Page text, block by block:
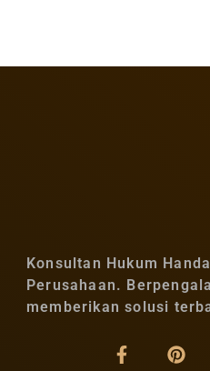
Konsultan Hukum
Perusahaan.
memberikan solusi